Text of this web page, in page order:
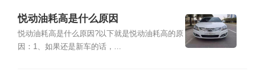
悦动油耗高是什么原因
悦动油耗高是什么原因?以下就是悦动油耗高的原
因：1、如果还是新车的话，...